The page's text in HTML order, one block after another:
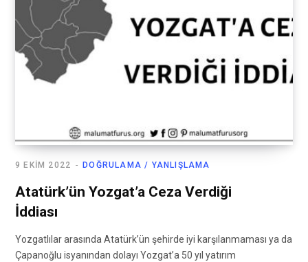
DOĞRULAMA / YANLIŞLAMA
9 EKIM 2022
Atatürk’ün Yozgat’a Ceza Verdiği
İddiası
Yozgatlılar arasında Atatürk’ün şehirde iyi karşılanmaması ya da
Çapanoğlu isyanından dolayı Yozgat’a 50 yıl yatırım